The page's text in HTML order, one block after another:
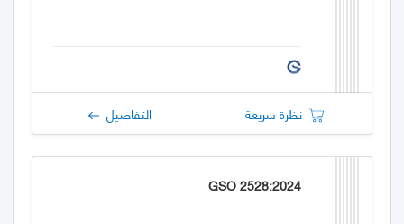
نظرة سريعة التفاصيل
GSO 2528:2024